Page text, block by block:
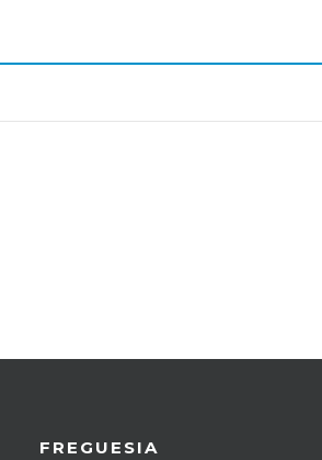
FREGUESIA